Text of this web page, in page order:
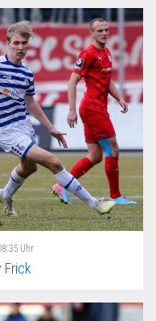
Uhr
Frick